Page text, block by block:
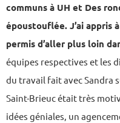
communs à UH et Des
époustouflée. J’ai appris
permis d’aller plus loin
équipes respectives et les
du travail fait avec Sandra
Saint-Brieuc était très
idées géniales, un